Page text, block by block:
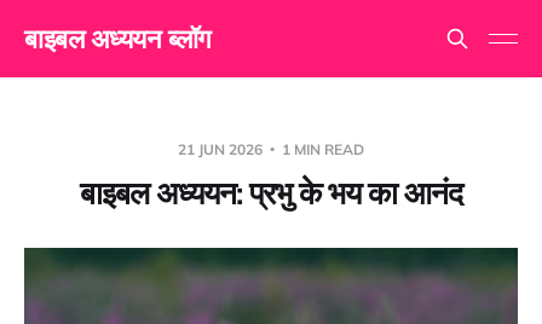
बाइबल अध्ययन ब्लॉग
21 JUN 2026 1 MIN READ
बाइबल अध्ययन: प्रभु के भय का आनंद